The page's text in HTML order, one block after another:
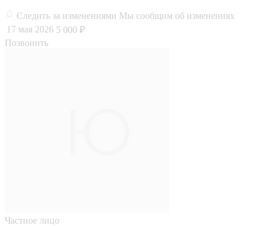
Следить за изменениями Мы сообщим об изменениях
17 мая 2026 5 000 ₽
Позвонить
Частное лицо